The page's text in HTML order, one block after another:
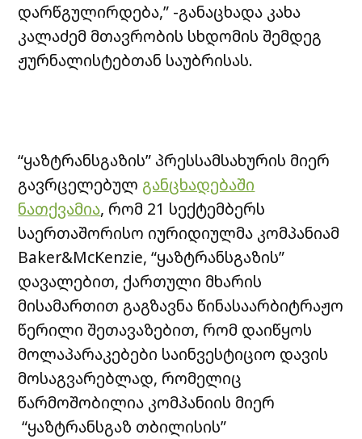
დარწგულირდება,” -განაცხადა კახა
კალაძემ მთავრობის სხდომის შემდეგ
ჟურნალისტებთან საუბრისას.
“ყაზტრანსგაზის” პრესსამსახურის მიერ
გავრცელებულ განცხადებაში
ნათქვამია, რომ 21 სექტემბერს
საერთაშორისო იურიდიულმა კომპანიამ
Baker&McKenzie, “ყაზტრანსგაზის”
დავალებით, ქართული მხარის
მისამართით გაგზავნა წინასაარბიტრაჟო
წერილი შეთავაზებით, რომ დაიწყოს
მოლაპარაკებები საინვესტიციო დავის
მოსაგვარებლად, რომელიც
წარმოშობილია კომპანიის მიერ
“ყაზტრანსგაზ თბილისის”